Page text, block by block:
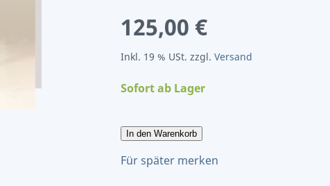
125,00 €
Inkl. 19 % USt. zzgl. Versand
Sofort ab Lager
In den Warenkorb
Für später merken